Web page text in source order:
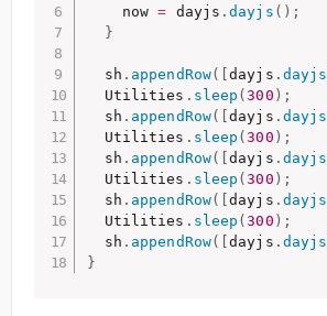
    now
= dayjs .dayjs ( ) ;
}
  sh
. appendRow( [dayjs . dayjs
  Utilities
. sleep (300 ) ;
  sh
. appendRow( [dayjs . dayjs
  Utilities
. sleep (300 ) ;
  sh
. appendRow( [dayjs . dayjs
  Utilities
. sleep (300 ) ;
  sh
. appendRow( [dayjs . dayjs
  Utilities
. sleep (300 ) ;
  sh
. appendRow( [dayjs . dayjs
}